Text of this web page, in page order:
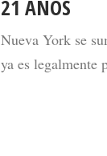
Nueva York se
ya es legalmente